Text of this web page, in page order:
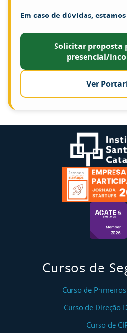
Em caso de dúvidas,
Solicitar proposta
presencial/
Ver
Cursos de
Curso de
Curso de Direção
Curso de